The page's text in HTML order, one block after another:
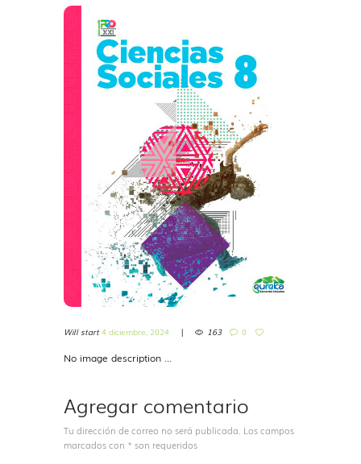
Will start4 diciembre, 2024 163 0
No image description ...
Agregar comentario
Tu dirección de correo no será publicada. Los campos
marcados con * son requeridos